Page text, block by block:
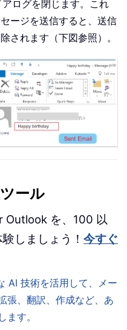
ログを閉じます。これ
ージを送信すると、送信
されます（下図参照）。
ール
Outlook を、100 以
しましょう！ 今すぐ
AI 技術を活用して、メー
張、翻訳、作成など、あ
ます。